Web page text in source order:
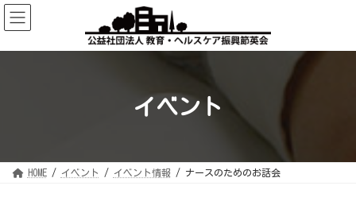
コ
ン
テ
ツ
ナ
ビ
ゲ
シ
イベント
HOME イベント イベント情報 ナースのためのお話会